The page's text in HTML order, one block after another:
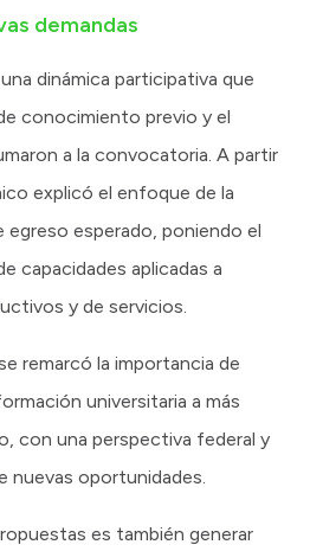
demandas
dinámica participativa que
conocimiento previo y el
a la convocatoria. A partir
explicó el enfoque de la
egreso esperado, poniendo el
capacidades aplicadas a
y de servicios.
remarcó la importancia de
universitaria a más
con una perspectiva federal y
nuevas oportunidades.
es también generar